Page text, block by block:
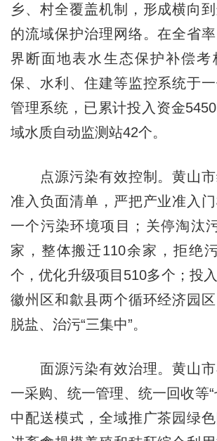
乡、村全覆盖机制，形成横向
的流域保护治理网络。在全省
界断面地表水生态保护补偿考
保、水利、住建等监控系统于
管理系统，已累计投入资金
域水质自动监测站42个。
点源污染有效控制。黄山市
准入负面清单，严把产业准入
一个污染环境项目；关停淘汰
家，整体搬迁110余家，拒绝
个，优化升级项目510多个；投
徽州区和歙县两个循环经济园区
脱盐、治污“三集中”。
面源污染有效治理。黄山市
一采购、统一管理、统一回收等
中配送模式，全域推广茶园绿